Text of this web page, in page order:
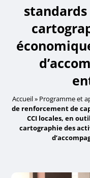
Accueil» Programme et
de renforcement de
CCI locales, en
cartographie des